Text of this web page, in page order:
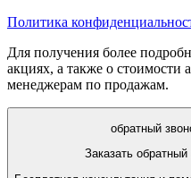
Политика
Для получения более
акциях, а также о стоимости
менеджерам по продажам.
обратный
Заказать обратный